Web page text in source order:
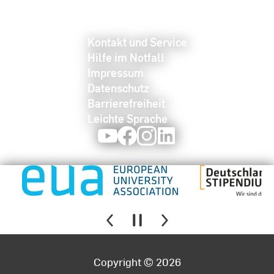
Kontakt und Service
Hilfe im Notfall
Impressum
Datenschutz
Barrierefreiheit
Leichte Sprache
YoutubeFacebookInstagram
Copyright © 2026